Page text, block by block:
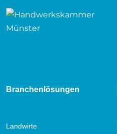
Branchenlösungen
Landwirte